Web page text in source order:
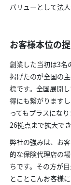
バリューとして法
お客様本位の
創業した当初は3名
掲げたのが全国の
標です。全国展開
得にも繋がります
ってもプラスにな
26拠点まで拡大でき
弊社の強みは、お
的な保険代理店の
ちです。その方が
とことこんお客様